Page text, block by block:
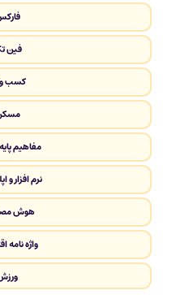
فین
کسب و
مفاهیم
نرم افزار و
هوش
واژه نامه